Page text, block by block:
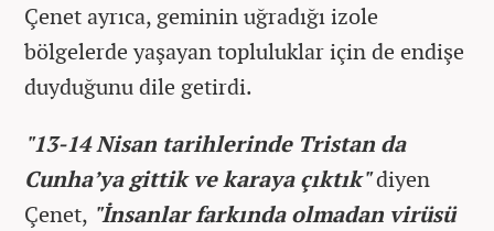
Çenet ayrıca, geminin uğradığı izole
bölgelerde yaşayan topluluklar için de endişe
duyduğunu dile getirdi.
"13-14 Nisan tarihlerinde Tristan da
Cunha’ya gittik ve karaya çıktık"diyen
Çenet, "İnsanlar farkında olmadan virüsü